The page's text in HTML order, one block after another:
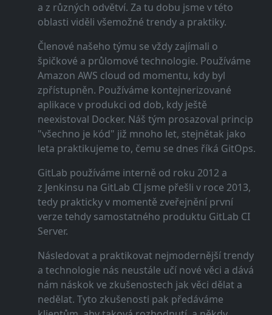
a z různých odvětví. Za tu dobu jsme v této
oblasti viděli všemožné trendy a praktiky.
Členové našeho týmu se vždy zajímali o
špičkové a průlomové technologie. Používáme
Amazon AWS cloud od momentu, kdy byl
zpřístupněn. Používáme kontejnerizované
aplikace v produkci od dob, kdy ještě
neexistoval Docker. Náš tým prosazoval princip
"všechno je kód" již mnoho let, stejnětak jako
leta praktikujeme to, čemu se dnes říká GitOps.
GitLab používáme interně od roku 2012 a
z Jenkinsu na GitLab CI jsme přešli v roce 2013,
tedy prakticky v momentě zveřejnění první
verze tehdy samostatného produktu GitLab CI
Server.
Následovat a praktikovat nejmodernější trendy
a technologie nás neustále učí nové věci a dává
nám náskok ve zkušenostech jak věci dělat a
nedělat. Tyto zkušenosti pak předáváme